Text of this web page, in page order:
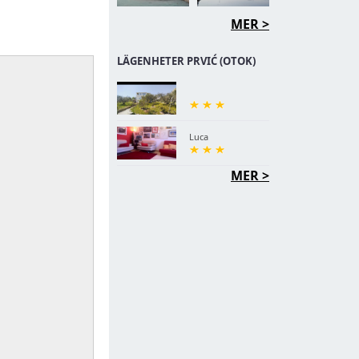
MER >
LÄGENHETER PRVIĆ (OTOK)
Luca
MER >